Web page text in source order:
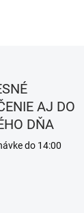
AJ DO
DŇA
do 14:00